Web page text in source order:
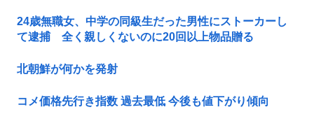
24歳無職女、中学の同級生だった男性にストーカーし
て逮捕 全く親しくないのに20回以上物品贈る
北朝鮮が何かを発射
コメ価格先行き指数 過去最低 今後も値下がり傾向